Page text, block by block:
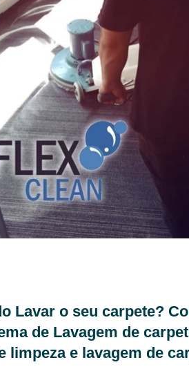
Lavar o seu carpete?
de Lavagem de
limpeza e lavagem de